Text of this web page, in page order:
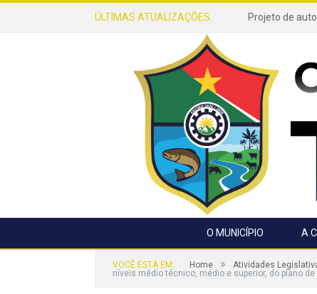
ÚLTIMAS ATUALIZAÇÕES:
O MUNICÍPIO A
VOCÊ ESTÁ EM: Home » Atividades
níveis médio técnico, médio e superior, do plano